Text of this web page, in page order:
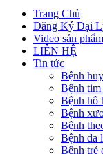
Trang Chủ
Đăng Ký Đại
Video sản phẩm
LIÊN HỆ
Tin tức
Bệnh
Bệnh tim
Bệnh hô
Bệnh
Bệnh
Bệnh da
Bệnh trẻ